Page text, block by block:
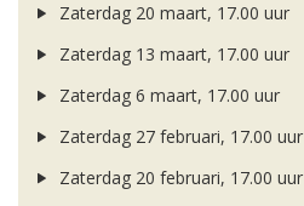
Zaterdag 20 maart, 17.00 uur
Zaterdag 13 maart, 17.00 uur
Zaterdag 6 maart, 17.00 uur
Zaterdag 27 februari, 17.00 uur
Zaterdag 20 februari, 17.00 uur